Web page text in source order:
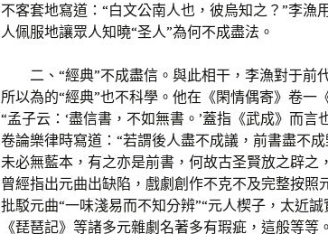
不客套地寫道：“白文公南人也，彼烏知之？”李漁
人佩服地讓眾人知曉“圣人”為何不成盡法。
二、“經典”不成盡信。與此相干，李漁對于前
所以為的“經典”也不科學。他在《閑情偶寄》卷一
“孟子云：‘盡信書，不如無書。’蓋指《武成》而
卷論樂律時寫道：“若謂後人盡不成議，前書盡不
未必無藍本，有之亦是前書，何故古圣賢放之辟之
曾經指出元曲出缺陷，戲劇創作不克不及完整按照
批駁元曲“一味淺易而不知分辨”“元人楔子，太近誠
《琵琶記》等諸多元雜劇名著多有瑕疵，這般等